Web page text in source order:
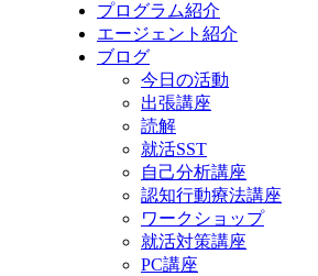
プログラム紹介
エージェント紹介
ブログ
今日の活動
出張講座
読解
就活SST
自己分析講座
認知行動療法講座
ワークショップ
就活対策講座
PC講座